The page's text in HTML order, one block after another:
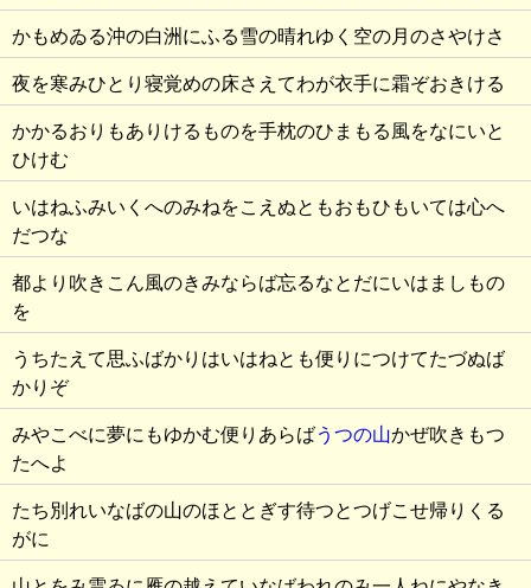
かもめゐる沖の白洲にふる雪の晴れゆく空の月のさやけさ
夜を寒みひとり寝覚めの床さえてわが衣手に霜ぞおきける
かかるおりもありけるものを手枕のひまもる風をなにいと
ひけむ
いはねふみいくへのみねをこえぬともおもひもいては心へ
だつな
都より吹きこん風のきみならば忘るなとだにいはましもの
を
うちたえて思ふばかりはいはねとも便りにつけてたづぬば
かりぞ
みやこべに夢にもゆかむ便りあらばうつの山かぜ吹きもつ
たへよ
たち別れいなばの山のほととぎす待つとつげこせ帰りくる
がに